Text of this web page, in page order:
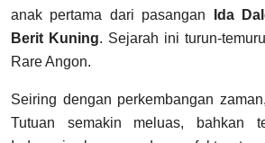
anak pertama dari pasangan
Ida
Berit Kuning. Sejarah ini turun-
Rare Angon.
Seiring dengan perkembangan
Tutuan semakin meluas, bahkan